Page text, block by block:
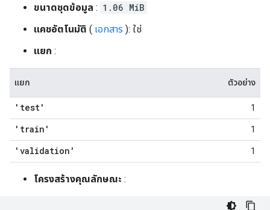
ขนาดชุดข้อมูล : 1.06 MiB
แคชอัตโนมัติ ( เอกสาร ): ใช่
แยก :
แยก ตัวอย่าง
'test' 1
'train' 1
'validation' 1
โครงสร้างคุณลักษณะ :